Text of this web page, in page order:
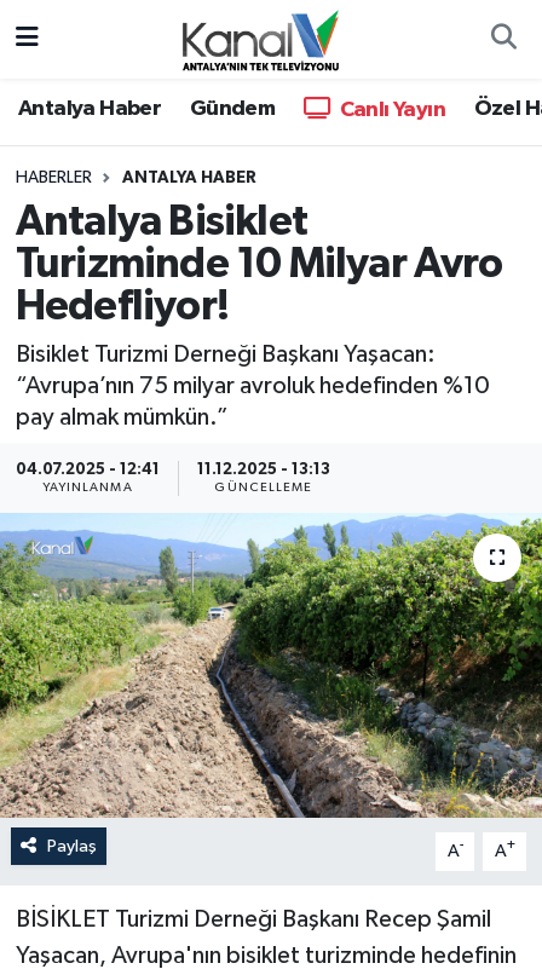
Antalya Haber Gündem Canlı Yayın Özel
HABERLER ANTALYA HABER
Antalya Bisiklet
Turizminde 10 Milyar Avro
Hedefliyor!
Bisiklet Turizmi Derneği Başkanı Yaşacan:
“Avrupa’nın 75 milyar avroluk hedefinden %10
pay almak mümkün.”
04.07.2025 - 12:41
YAYINLANMA
11.12.2025 - 13:13
GÜNCELLEME
Paylaş A- A+
BİSİKLET Turizmi Derneği Başkanı Recep Şamil
Yaşacan, Avrupa'nın bisiklet turizminde hedefinin
Antalya Haber
Dünya
Eğitim
Gündem
Günün Manşetleri
Haberler
KANALV Spor
Kültür Sanat
Magazin
Öğle Bülteni
Siyaset
Hava Durumu
Trafik Durumu
Süper Lig Puan Durumu ve Fikstür
Son Dakika Haberleri
Haber Arşivi